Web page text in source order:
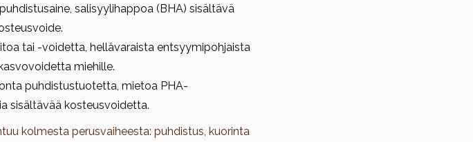
salisyylihappoa (BHA) sisältävä
tai -voidetta, hellävaraista entsyymipohjaista
miehille.
puhdistustuotetta, mietoa PHA-
sisältävää kosteusvoidetta.
kolmesta perusvaiheesta: puhdistus, kuorinta